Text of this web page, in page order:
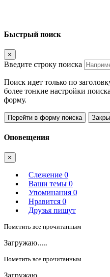
Быстрый поиск
×
Введите строку поиска
Поиск идет только по
более тонкие настройки
форму.
Перейти в форму поиска
Оповещения
×
Слежение 0
Ваши темы 0
Упоминания 0
Нравится 0
Друзья пишут
Пометить все прочитанным
Загружаю.....
Пометить все прочитанным